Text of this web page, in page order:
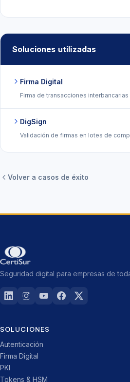
Soluciones utilizadas
Firma Digital
Firma de transacciones interbancarias
DigSign
Validación de firmas en lotes de
Volver a casos de éxito
Seguridad digital para empresas de
SOLUCIONES
Autenticación
Firma Digital
PKI
Tokens & HSM